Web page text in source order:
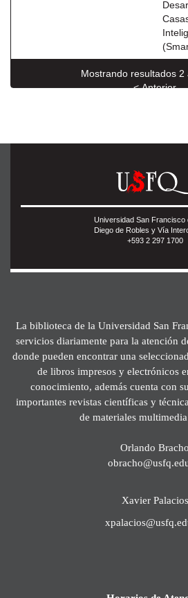
Mostrando resultados 2
< Anterior
Universidad San Francisco
Diego de Robles y Vía
+593 2 297 1700
La biblioteca de la Universidad San
servicios diariamente para la atención
donde pueden encontrar una
de libros impresos y electrónicos
conocimiento, además cuenta con
importantes revistas científicas y
de materiales
Orlando Bracho
Xavier Palacios